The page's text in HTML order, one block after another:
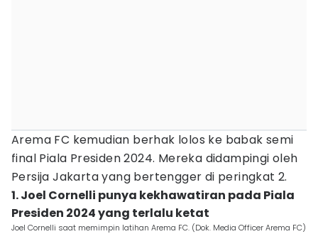
Arema FC kemudian berhak lolos ke babak semi
final Piala Presiden 2024. Mereka didampingi oleh
Persija Jakarta yang bertengger di peringkat 2.
1. Joel Cornelli punya kekhawatiran pada Piala
Presiden 2024 yang terlalu ketat
Joel Cornelli saat memimpin latihan Arema FC. (Dok. Media Officer Arema FC)